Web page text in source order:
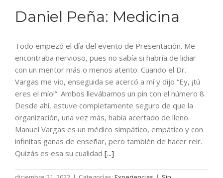
Daniel Peña: Medicina
Todo empezó el día del evento de Presentación. Me
encontraba nervioso, pues no sabía si habría de lidiar
con un mentor más o menos atento. Cuando el Dr.
Vargas me vio, enseguida se acercó a mí y dijo “Ey, ¡tú
eres el mío!”. Ambos llevábamos un pin con el número 8.
Desde ahí, estuve completamente seguro de que la
organización, una vez más, había acertado de lleno.
Manuel Vargas es un médico simpático, empático y con
infinitas ganas de enseñar, pero también de hacer reír.
Quizás es esa su cualidad [...]